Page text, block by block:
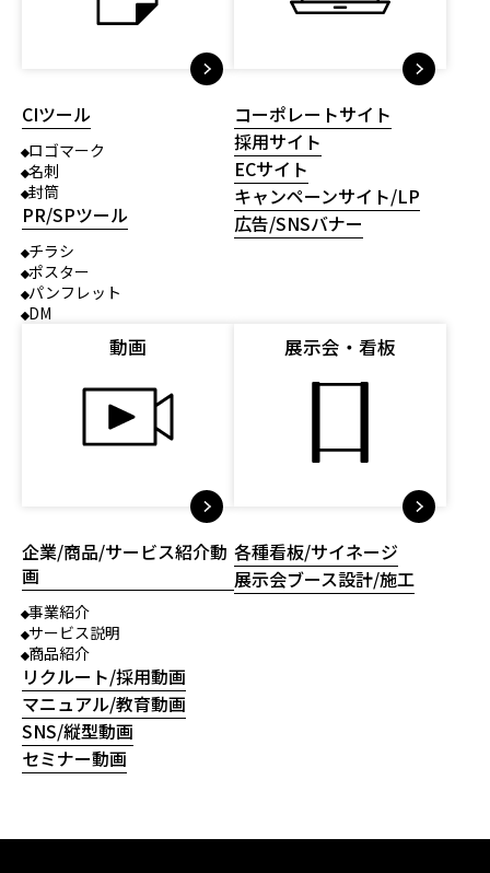
CIツール
ロゴマーク
名刺
封筒
PR/SPツール
チラシ
ポスター
パンフレット
DM
コーポレートサイト
採用サイト
ECサイト
キャンペーンサイト/LP
広告/SNSバナー
動画
企業/商品/サービス紹介動
画
事業紹介
サービス説明
商品紹介
リクルート/採用動画
マニュアル/教育動画
SNS/縦型動画
セミナー動画
展示会・看板
各種看板/サイネージ
展示会ブース設計/施工